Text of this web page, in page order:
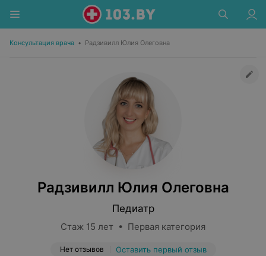
Консультация врача • Радзивилл Юлия Олеговна
Радзивилл Юлия Олеговна
Педиатр
Стаж 15 лет • Первая категория
Нет отзывов Оставить первый отзыв